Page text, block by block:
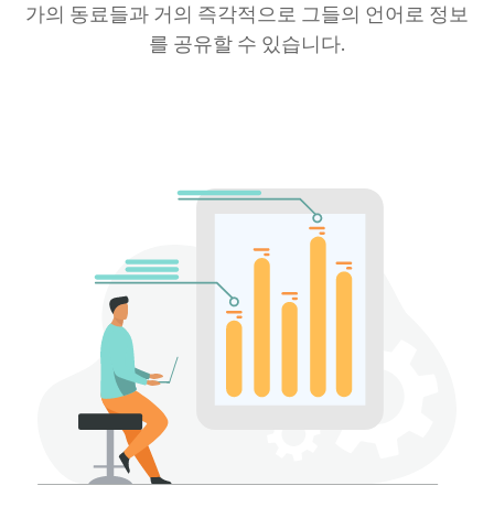
가의 동료들과 거의 즉각적으로 그들의 언어로 정보
를 공유할 수 있습니다.